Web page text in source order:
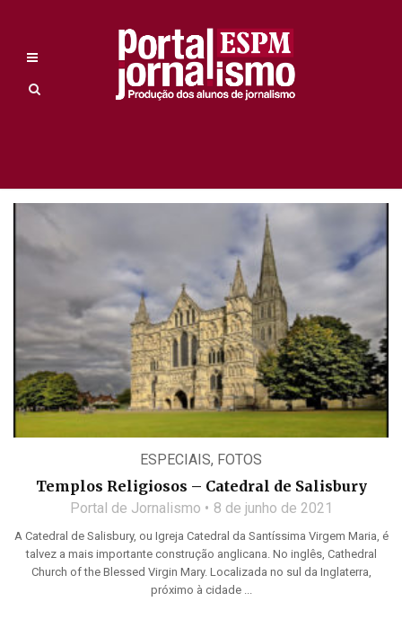
ESPECIAIS, FOTOS
Templos Religiosos – Catedral de Salisbury
Portal de Jornalismo 8 de junho de 2021
A Catedral de Salisbury, ou Igreja Catedral da Santíssima Virgem Maria, é
talvez a mais importante construção anglicana. No inglês, Cathedral
Church of the Blessed Virgin Mary. Localizada no sul da Inglaterra,
próximo à cidade ...